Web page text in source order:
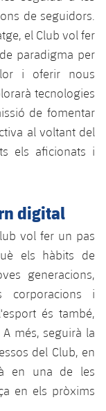
de seguidors.
el Club vol fer
paradigma per
i oferir nous
tecnologies
de fomentar
al voltant del
els aficionats i
digital
vol fer un pas
els hàbits de
generacions,
corporacions i
és també,
més, seguirà la
del Club, en
en una de les
en els pròxims